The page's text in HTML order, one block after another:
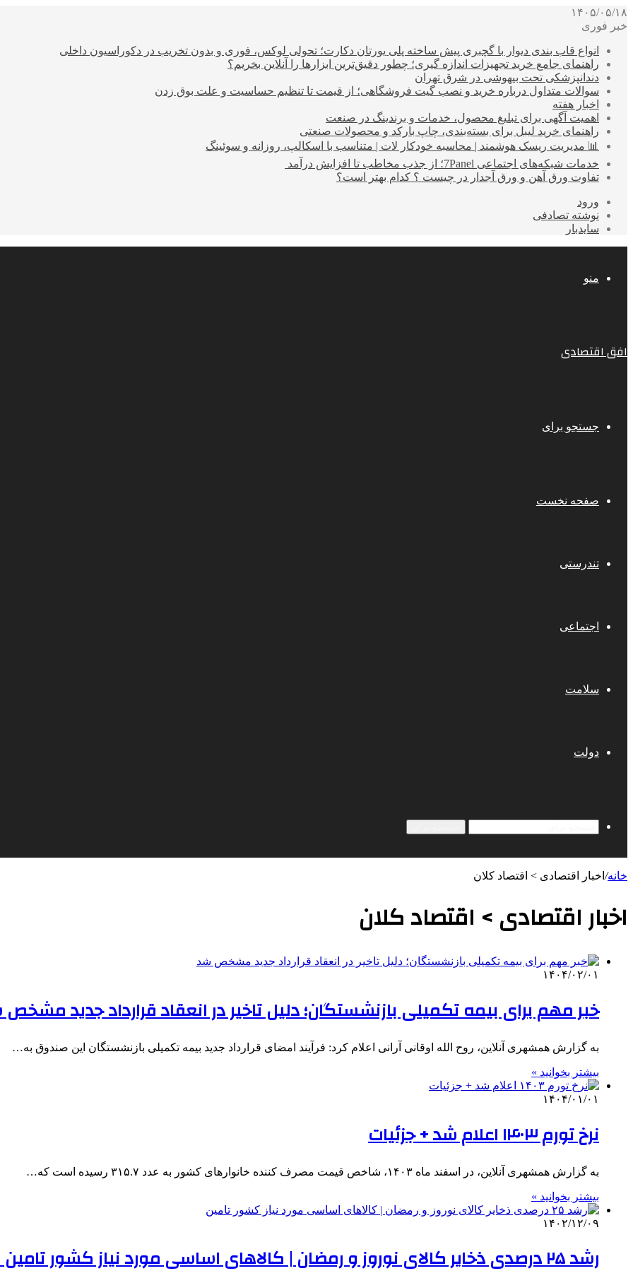
۱۴۰۵/۰۵/۱۸
خبر فوری
انواع قاب بندی دیوار با گچبری پیش ساخته پلی یورتان دکارت؛ تحولی لوکس، فوری و بدون تخریب در دکوراسیون داخلی
راهنمای جامع خرید تجهیزات اندازه گیری؛ چطور دقیق‌ترین ابزارها را آنلاین بخریم؟
دندانپزشکی تحت بیهوشی در شرق تهران
سوالات متداول درباره خرید و نصب گیت فروشگاهی؛ از قیمت تا تنظیم حساسیت و علت بوق زدن
اخبار هفته
اهمیت آگهی برای تبلیغ محصول، خدمات و برندینگ در صنعت
راهنمای خرید لیبل برای بسته‌بندی، چاپ بارکد و محصولات صنعتی
📊 مدیریت ریسک هوشمند | محاسبه خودکار لات | متناسب با اسکالپ، روزانه و سوئینگ
خدمات شبکه‌های اجتماعی 7Panel؛ از جذب مخاطب تا افزایش درآمد
تفاوت ورق آهن و ورق آجدار در چیست ؟ کدام بهتر است؟
ورود
نوشته تصادفی
سایدبار
منو
افق اقتصادی
جستجو برای
صفحه نخست
تندرستی
اجتماعی
سلامت
دولت
خانه/ اخبار اقتصادی > اقتصاد كلان
اخبار اقتصادی > اقتصاد كلان
۱۴۰۴/۰۲/۰۱
خبر مهم برای بیمه تکمیلی بازنشستگان؛ دلیل تاخیر در انعقاد قرارداد جدید
به گزارش همشهری آنلاین، روح الله اوقانی آرانی اعلام کرد: فرآیند امضای قرارداد جدید بیمه تکمیلی بازنشستگان این صندوق به…
بیشتر بخوانید »
۱۴۰۴/۰۱/۰۱
نرخ تورم ۱۴۰۳ اعلام شد + جزئیات
به گزارش همشهری آنلاین، در اسفند ماه ۱۴۰۳، شاخص قیمت مصرف کننده خانوارهای کشور به عدد ۳۱۵.۷ رسیده است که…
بیشتر بخوانید »
۱۴۰۲/۱۲/۰۹
رشد ۲۵ درصدی ذخایر کالای نوروز و رمضان | کالاهای اساسی مورد نیاز کشور تامین شده است